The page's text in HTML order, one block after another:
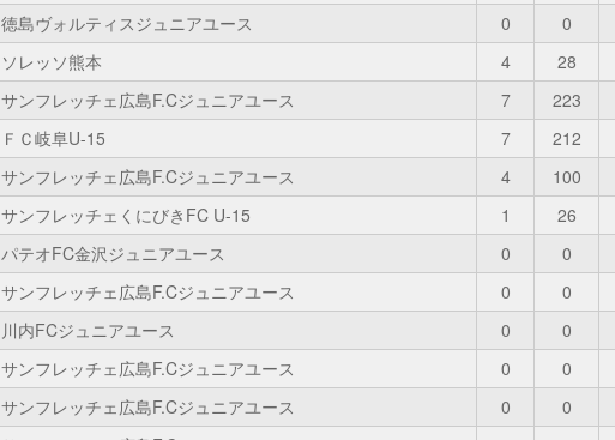
徳島ヴォルティスジュニアユース 0 0
ソレッソ熊本 4 28
サンフレッチェ広島F.Cジュニアユース 7 223
ＦＣ岐阜U-15 7 212
サンフレッチェ広島F.Cジュニアユース 4 100
サンフレッチェくにびきFC U-15 1 26
パテオFC金沢ジュニアユース 0 0
サンフレッチェ広島F.Cジュニアユース 0 0
川内FCジュニアユース 0 0
サンフレッチェ広島F.Cジュニアユース 0 0
サンフレッチェ広島F.Cジュニアユース 0 0